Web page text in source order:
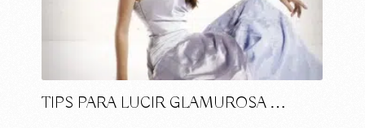
TIPS PARA LUCIR GLAMUROSA …